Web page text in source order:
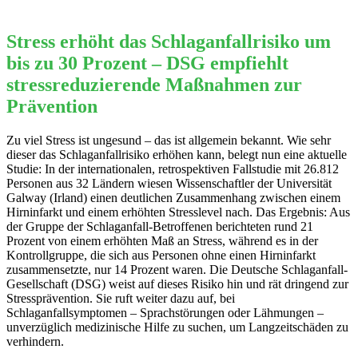
Stress erhöht das Schlaganfallrisiko um
bis zu 30 Prozent – DSG empfiehlt
stressreduzierende Maßnahmen zur
Prävention
Zu viel Stress ist ungesund – das ist allgemein bekannt. Wie sehr
dieser das Schlaganfallrisiko erhöhen kann, belegt nun eine aktuelle
Studie: In der internationalen, retrospektiven Fallstudie mit 26.812
Personen aus 32 Ländern wiesen Wissenschaftler der Universität
Galway (Irland) einen deutlichen Zusammenhang zwischen einem
Hirninfarkt und einem erhöhten Stresslevel nach. Das Ergebnis: Aus
der Gruppe der Schlaganfall-Betroffenen berichteten rund 21
Prozent von einem erhöhten Maß an Stress, während es in der
Kontrollgruppe, die sich aus Personen ohne einen Hirninfarkt
zusammensetzte, nur 14 Prozent waren. Die Deutsche Schlaganfall-
Gesellschaft (DSG) weist auf dieses Risiko hin und rät dringend zur
Stressprävention. Sie ruft weiter dazu auf, bei
Schlaganfallsymptomen – Sprachstörungen oder Lähmungen –
unverzüglich medizinische Hilfe zu suchen, um Langzeitschäden zu
verhindern.